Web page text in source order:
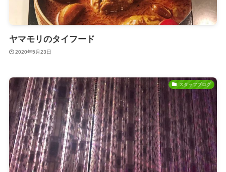
ヤマモリのタイフード
2020年5月23日
スタッフブログ